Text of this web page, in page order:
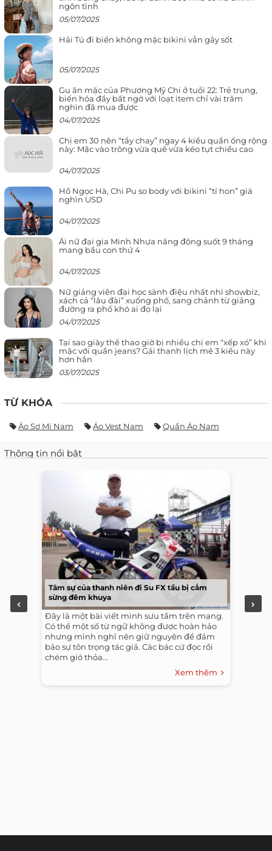
ngôn tình
05/07/2025
Hải Tú đi biển không mặc bikini vẫn gây sốt
05/07/2025
Gu ăn mặc của Phương Mỹ Chi ở tuổi 22: Trẻ trung,
biến hóa đầy bất ngờ với loạt item chỉ vài trăm
nghìn đã mua được
04/07/2025
Chị em 30 nên “tẩy chay” ngay 4 kiểu quần ống rộng
này: Mặc vào trông vừa quê vừa kéo tụt chiều cao
04/07/2025
Hồ Ngọc Hà, Chi Pu so body với bikini “tí hon” giá
nghìn USD
04/07/2025
Ái nữ đại gia Minh Nhựa năng động suốt 9 tháng
mang bầu con thứ 4
04/07/2025
Nữ giảng viên đại học sành điệu nhất nhì showbiz,
xách cả “lâu đài” xuống phố, sang chảnh từ giảng
đường ra phố khó ai đọ lại
04/07/2025
Tại sao giày thể thao giờ bị nhiều chị em “xếp xó” khi
mặc với quần jeans? Gái thanh lịch mê 3 kiểu này
hơn hẳn
03/07/2025
TỪ KHÓA
Áo Sơ Mi Nam Áo Vest Nam Quần Áo Nam
Thông tin nổi bật
Tâm sự của thanh niên đi Su FX tầu bị cắm
sừng đêm khuya
Đây là một bài viết mình sưu tầm trên mạng.
Có thể một số từ ngữ không được hoàn hảo
nhưng mình nghĩ nên giữ nguyên để đảm
bảo sự tôn trọng tác giả. Các bác cứ đọc rồi
chém gió thỏa...
Xem thêm